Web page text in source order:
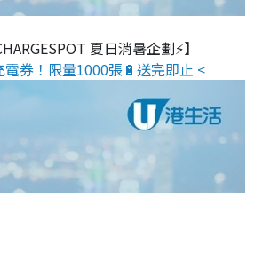
夏日消暑企劃⚡】
電券！限量1000張🔋送完即止 <